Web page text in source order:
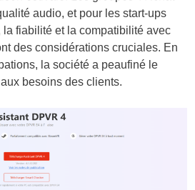
audio, et pour les start-ups
la fiabilité et la compatibilité avec
des considérations cruciales. En
la société a peaufiné le
besoins des clients.